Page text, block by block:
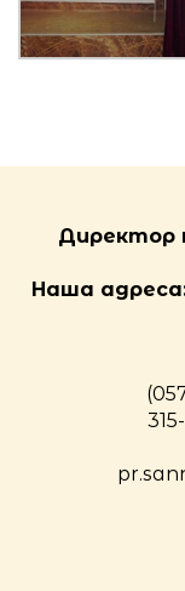
Директор
Наша